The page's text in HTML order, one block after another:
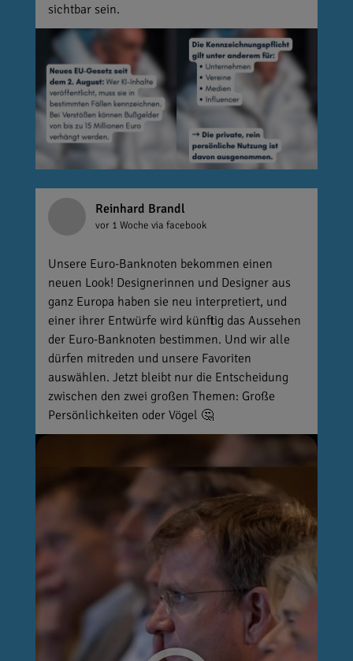
sichtbar sein.
Reinhard Brandl
vor 1 Woche via facebook
Unsere Euro-Banknoten bekommen einen
neuen Look! Designerinnen und Designer aus
ganz Europa haben sie neu interpretiert, und
einer ihrer Entwürfe wird künftig das Aussehen
der Euro-Banknoten bestimmen. Und wir alle
dürfen mitreden und unsere Favoriten
auswählen. Jetzt bleibt nur die Entscheidung
zwischen den zwei großen Themen: Große
Persönlichkeiten oder Vögel 🤔